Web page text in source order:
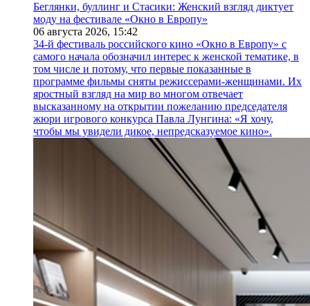
Беглянки, буллинг и Стасики: Женский взгляд диктует
моду на фестивале «Окно в Европу»
06 августа 2026, 15:42
34-й фестиваль российского кино «Окно в Европу» с
самого начала обозначил интерес к женской тематике, в
том числе и потому, что первые показанные в
программе фильмы сняты режиссерами-женщинами. Их
яростный взгляд на мир во многом отвечает
высказанному на открытии пожеланию председателя
жюри игрового конкурса Павла Лунгина: «Я хочу,
чтобы мы увидели дикое, непредсказуемое кино».